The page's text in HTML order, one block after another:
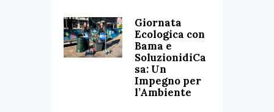
Giornata
Ecologica con
Bama e
SoluzionidiCa
sa: Un
Impegno per
l’Ambiente